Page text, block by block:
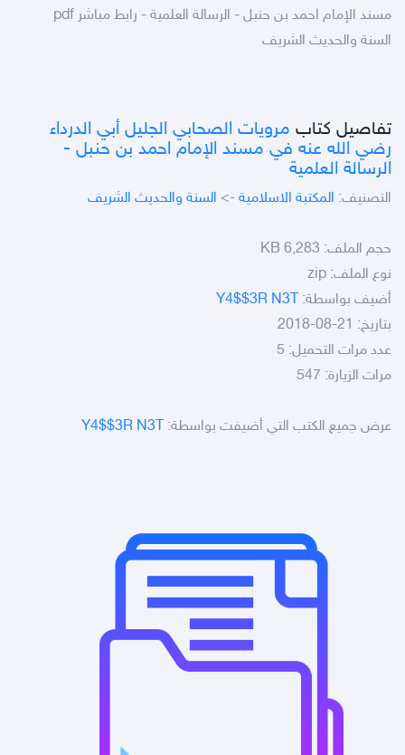
مسند الإمام احمد بن حنبل - الرسالة العلمية - رابط مباشر pdf
السنة والحديث الشريف
تفاصيل كتاب مرويات الصحابي الجليل أبي الدرداء
رضي الله عنه في مسند الإمام احمد بن حنبل -
الرسالة العلمية
التصنيف: المكتبة الاسلامية -> السنة والحديث الشريف
حجم الملف: 6,283 KB
نوع الملف: zip
أضيف بواسطة: Y4$$3R N3T
بتاريخ: 21-08-2018
عدد مرات التحميل: 5
مرات الزيارة: 547
عرض جميع الكتب التي أضيفت بواسطة: Y4$$3R N3T